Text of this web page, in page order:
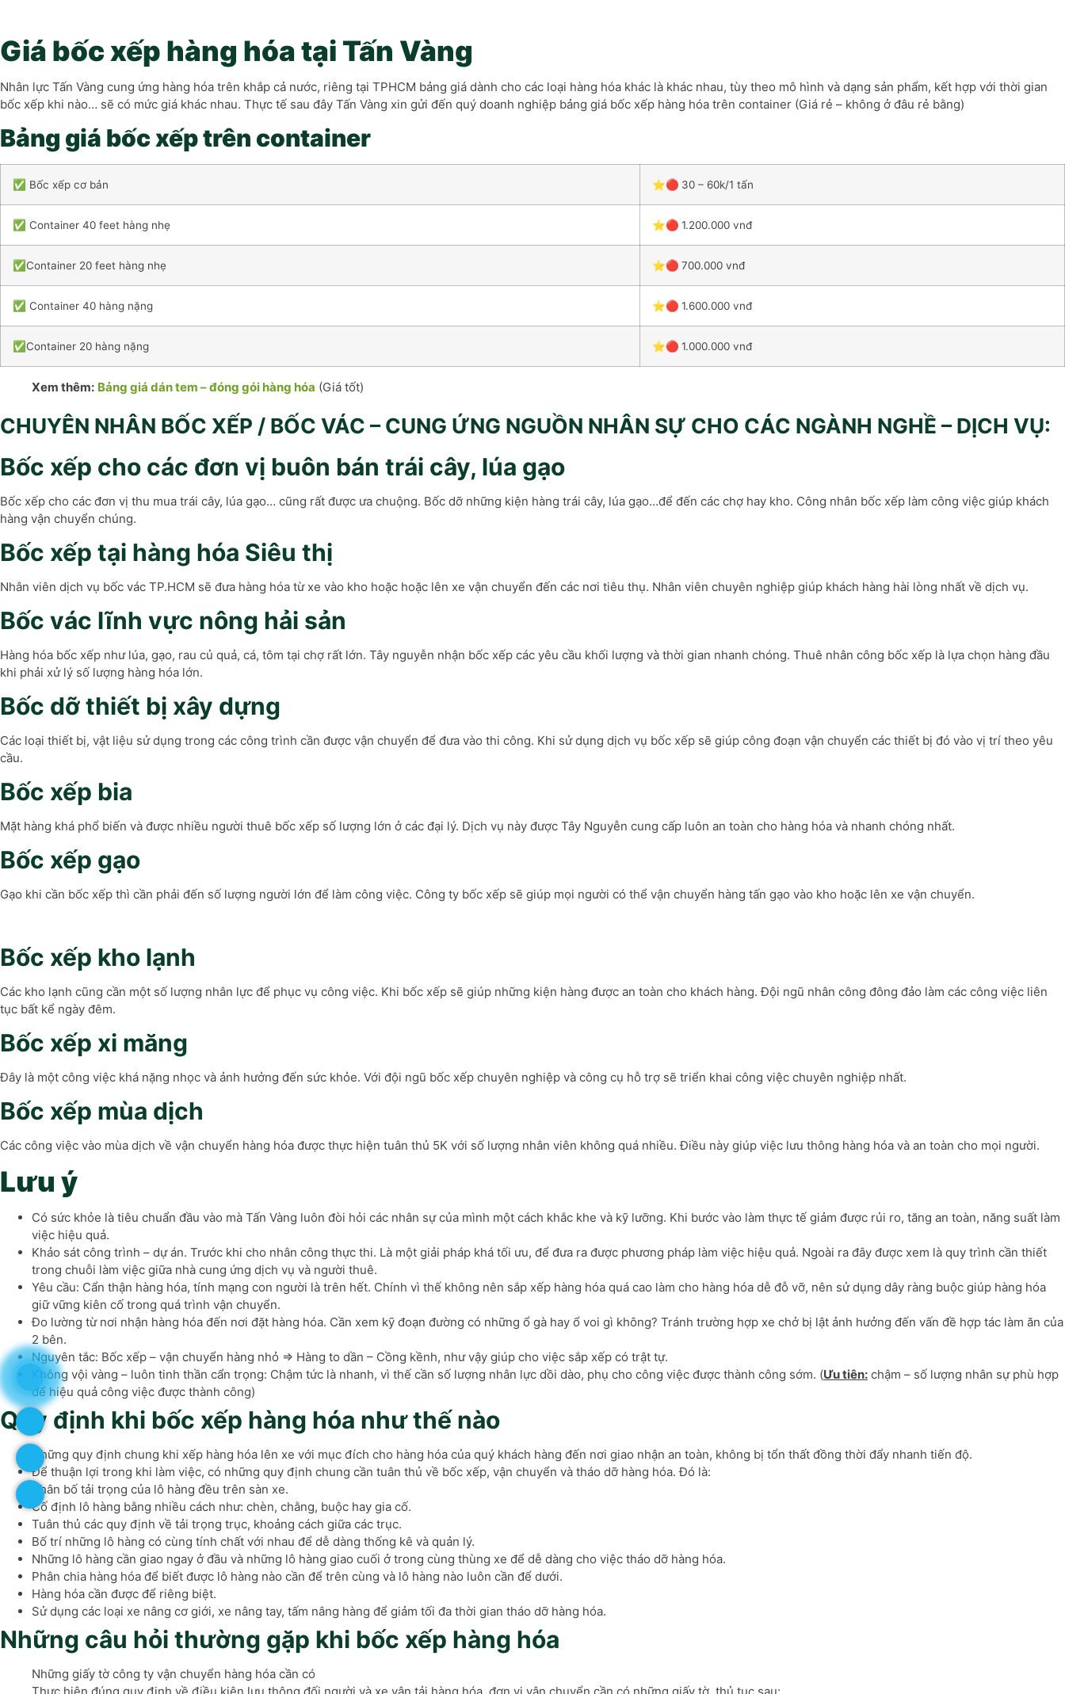
Giá bốc xếp hàng hóa tại Tấn Vàng
Nhân lực Tấn Vàng cung ứng hàng hóa trên khắp cả nước, riêng tại TPHCM bảng giá dành cho các loại hàng hóa khác là khác nhau, tùy theo mô hình và dạng sản phẩm, kết hợp với thời gian
bốc xếp khi nào… sẽ có mức giá khác nhau. Thực tế sau đây Tấn Vàng xin gửi đến quý doanh nghiệp bảng giá bốc xếp hàng hóa trên container (Giá rẻ – không ở đâu rẻ bằng)
Bảng giá bốc xếp trên container
✅ Bốc xếp cơ bản ⭐🔴 30 – 60k/1 tấn
✅ Container 40 feet hàng nhẹ ⭐🔴 1.200.000 vnđ
✅Container 20 feet hàng nhẹ ⭐🔴 700.000 vnđ
✅ Container 40 hàng nặng ⭐🔴 1.600.000 vnđ
✅Container 20 hàng nặng ⭐🔴 1.000.000 vnđ
Xem thêm: Bảng giá dán tem – đóng gói hàng hóa (Giá tốt)
CHUYÊN NHÂN BỐC XẾP / BỐC VÁC – CUNG ỨNG NGUỒN NHÂN SỰ CHO CÁC NGÀNH NGHỀ – DỊCH VỤ:
Bốc xếp cho các đơn vị buôn bán trái cây, lúa gạo
Bốc xếp cho các đơn vị thu mua trái cây, lúa gạo… cũng rất được ưa chuộng. Bốc dỡ những kiện hàng trái cây, lúa gạo…để đến các chợ hay kho. Công nhân bốc xếp làm công việc giúp khách
hàng vận chuyển chúng.
Bốc xếp tại hàng hóa Siêu thị
Nhân viên dịch vụ bốc vác TP.HCM sẽ đưa hàng hóa từ xe vào kho hoặc hoặc lên xe vận chuyển đến các nơi tiêu thụ. Nhân viên chuyên nghiệp giúp khách hàng hài lòng nhất về dịch vụ.
Bốc vác lĩnh vực nông hải sản
Hàng hóa bốc xếp như lúa, gạo, rau củ quả, cá, tôm tại chợ rất lớn. Tây nguyễn nhận bốc xếp các yêu cầu khối lượng và thời gian nhanh chóng. Thuê nhân công bốc xếp là lựa chọn hàng đầu
khi phải xử lý số lượng hàng hóa lớn.
Bốc dỡ thiết bị xây dựng
Các loại thiết bị, vật liệu sử dụng trong các công trình cần được vận chuyển để đưa vào thi công. Khi sử dụng dịch vụ bốc xếp sẽ giúp công đoạn vận chuyển các thiết bị đó vào vị trí theo yêu
cầu.
Bốc xếp bia
Mặt hàng khá phổ biến và được nhiều người thuê bốc xếp số lượng lớn ở các đại lý. Dịch vụ này được Tây Nguyễn cung cấp luôn an toàn cho hàng hóa và nhanh chóng nhất.
Bốc xếp gạo
Gạo khi cần bốc xếp thì cần phải đến số lượng người lớn để làm công việc. Công ty bốc xếp sẽ giúp mọi người có thể vận chuyển hàng tấn gạo vào kho hoặc lên xe vận chuyển.
Bốc xếp kho lạnh
Các kho lạnh cũng cần một số lượng nhân lực để phục vụ công việc. Khi bốc xếp sẽ giúp những kiện hàng được an toàn cho khách hàng. Đội ngũ nhân công đông đảo làm các công việc liên
tục bất kể ngày đêm.
Bốc xếp xi măng
Đây là một công việc khá nặng nhọc và ảnh hưởng đến sức khỏe. Với đội ngũ bốc xếp chuyên nghiệp và công cụ hỗ trợ sẽ triển khai công việc chuyên nghiệp nhất.
Bốc xếp mùa dịch
Các công việc vào mùa dịch về vận chuyển hàng hóa được thực hiện tuân thủ 5K với số lượng nhân viên không quá nhiều. Điều này giúp việc lưu thông hàng hóa và an toàn cho mọi người.
Lưu ý
Có sức khỏe là tiêu chuẩn đầu vào mà Tấn Vàng luôn đòi hỏi các nhân sự của mình một cách khắc khe và kỹ lưỡng. Khi bước vào làm thực tế giảm được rủi ro, tăng an toàn, năng suất làm
việc hiệu quả.
Khảo sát công trình – dự án. Trước khi cho nhân công thực thi. Là một giải pháp khá tối ưu, để đưa ra được phương pháp làm việc hiệu quả. Ngoài ra đây được xem là quy trình cần thiết
trong chuỗi làm việc giữa nhà cung ứng dịch vụ và người thuê.
Yêu cầu: Cẩn thận hàng hóa, tính mạng con người là trên hết. Chính vì thế không nên sắp xếp hàng hóa quá cao làm cho hàng hóa dễ đỗ vỡ, nên sử dụng dây ràng buộc giúp hàng hóa
giữ vững kiên cố trong quá trình vận chuyển.
Đo lường từ nơi nhận hàng hóa đến nơi đặt hàng hóa. Cần xem kỹ đoạn đường có những ổ gà hay ổ voi gì không? Tránh trường hợp xe chở bị lật ảnh hưởng đến vấn đề hợp tác làm ăn của
2 bên.
Nguyên tắc: Bốc xếp – vận chuyển hàng nhỏ => Hàng to dần – Cồng kềnh, như vậy giúp cho việc sắp xếp có trật tự.
Không vội vàng – luôn tinh thần cẩn trọng: Chậm tức là nhanh, vì thế cần số lượng nhân lực dồi dào, phụ cho công việc được thành công sớm. (Ưu tiên: chậm – số lượng nhân sự phù hợp
để hiệu quả công việc được thành công)
Quy định khi bốc xếp hàng hóa như thế nào
Những quy định chung khi xếp hàng hóa lên xe với mục đích cho hàng hóa của quý khách hàng đến nơi giao nhận an toàn, không bị tổn thất đồng thời đẩy nhanh tiến độ.
Để thuận lợi trong khi làm việc, có những quy định chung cần tuân thủ về bốc xếp, vận chuyển và tháo dỡ hàng hóa. Đó là:
Phân bố tải trọng của lô hàng đều trên sàn xe.
Cố định lô hàng bằng nhiều cách như: chèn, chằng, buộc hay gia cố.
Tuân thủ các quy định về tải trọng trục, khoảng cách giữa các trục.
Bố trí những lô hàng có cùng tính chất với nhau để dễ dàng thống kê và quản lý.
Những lô hàng cần giao ngay ở đầu và những lô hàng giao cuối ở trong cùng thùng xe để dễ dàng cho việc tháo dỡ hàng hóa.
Phân chia hàng hóa để biết được lô hàng nào cần để trên cùng và lô hàng nào luôn cần để dưới.
Hàng hóa cần được để riêng biệt.
Sử dụng các loại xe nâng cơ giới, xe nâng tay, tấm nâng hàng để giảm tối đa thời gian tháo dỡ hàng hóa.
Những câu hỏi thường gặp khi bốc xếp hàng hóa
Những giấy tờ công ty vận chuyển hàng hóa cần có